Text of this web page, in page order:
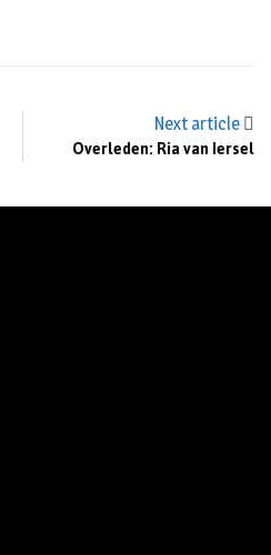
Next article
Overleden: Ria van Iersel